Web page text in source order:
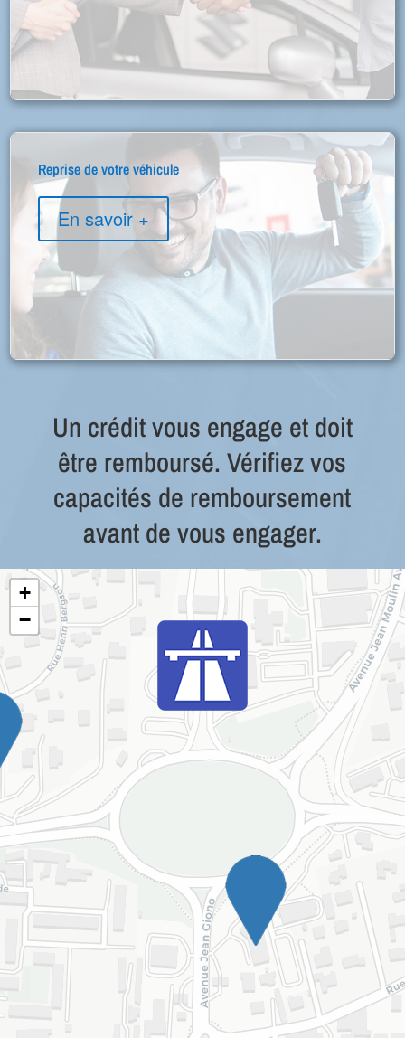
Reprise de votre véhicule
En savoir +
Un crédit vous engage et doit
être remboursé. Vérifiez vos
capacités de remboursement
avant de vous engager.
+
−